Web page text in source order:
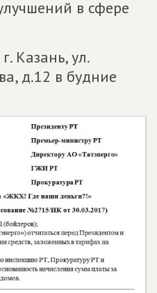
в сфере
Казань, ул.
д.12 в будние